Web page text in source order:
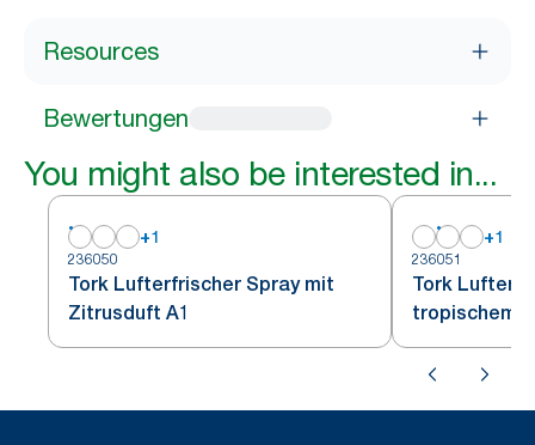
Resources
Bewertungen
You might also be interested in...
+1
236050
Tork Lufterfrischer Spray mit
Zitrusduft A1
+1
236051
Tork
tropischem